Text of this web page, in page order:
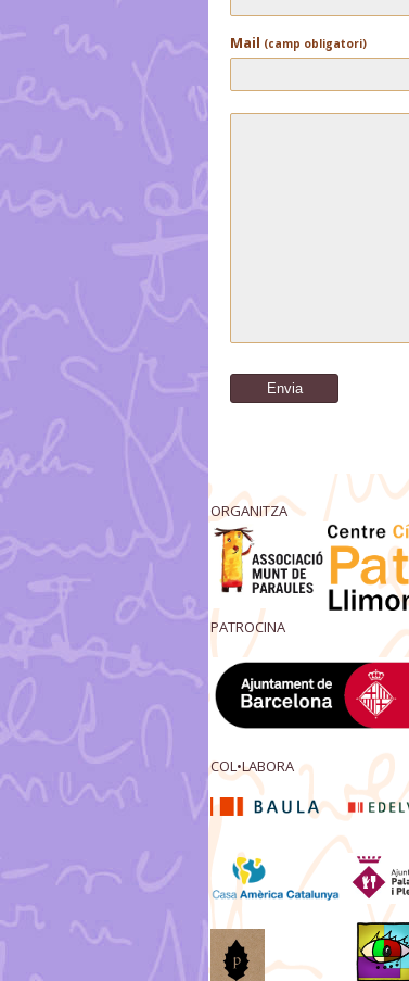
Mail (camp obligatori)
ORGANITZA
PATROCINA
COL•LABORA